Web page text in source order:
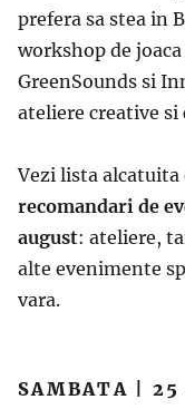
prefera sa stea in
workshop de
GreenSounds si
ateliere creative si
Vezi lista alcatuita
recomandari de
august: ateliere,
alte evenimente
vara.
SAMBATA | 25